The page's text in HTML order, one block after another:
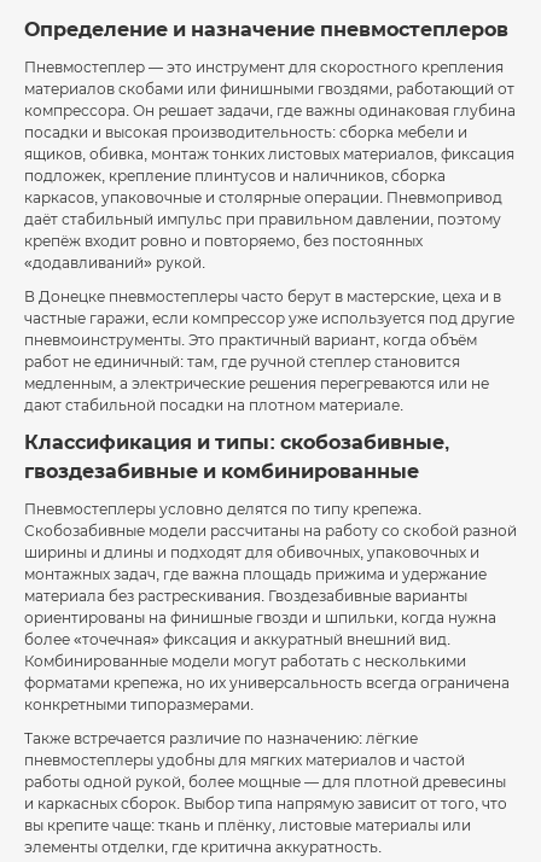
Определение и назначение пневмостеплеров
Пневмостеплер — это инструмент для скоростного крепления
материалов скобами или финишными гвоздями, работающий от
компрессора. Он решает задачи, где важны одинаковая глубина
посадки и высокая производительность: сборка мебели и
ящиков, обивка, монтаж тонких листовых материалов, фиксация
подложек, крепление плинтусов и наличников, сборка
каркасов, упаковочные и столярные операции. Пневмопривод
даёт стабильный импульс при правильном давлении, поэтому
крепёж входит ровно и повторяемо, без постоянных
«додавливаний» рукой.
В Донецке пневмостеплеры часто берут в мастерские, цеха и в
частные гаражи, если компрессор уже используется под другие
пневмоинструменты. Это практичный вариант, когда объём
работ не единичный: там, где ручной степлер становится
медленным, а электрические решения перегреваются или не
дают стабильной посадки на плотном материале.
Классификация и типы: скобозабивные,
гвоздезабивные и комбинированные
Пневмостеплеры условно делятся по типу крепежа.
Скобозабивные модели рассчитаны на работу со скобой разной
ширины и длины и подходят для обивочных, упаковочных и
монтажных задач, где важна площадь прижима и удержание
материала без растрескивания. Гвоздезабивные варианты
ориентированы на финишные гвозди и шпильки, когда нужна
более «точечная» фиксация и аккуратный внешний вид.
Комбинированные модели могут работать с несколькими
форматами крепежа, но их универсальность всегда ограничена
конкретными типоразмерами.
Также встречается различие по назначению: лёгкие
пневмостеплеры удобны для мягких материалов и частой
работы одной рукой, более мощные — для плотной древесины
и каркасных сборок. Выбор типа напрямую зависит от того, что
вы крепите чаще: ткань и плёнку, листовые материалы или
элементы отделки, где критична аккуратность.